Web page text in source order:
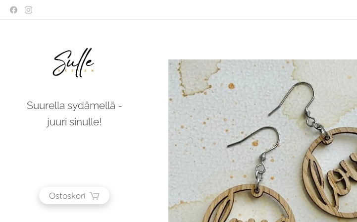
Suurella sydämellä -
juuri sinulle!
Ostoskori